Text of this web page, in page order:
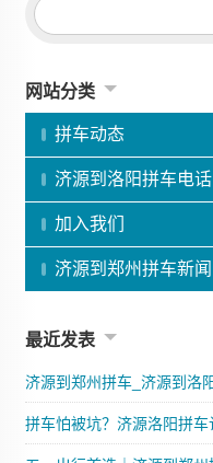
网站分类
拼车动态
济源到洛阳拼车电话
加入我们
济源到郑州拼车新闻
最近发表